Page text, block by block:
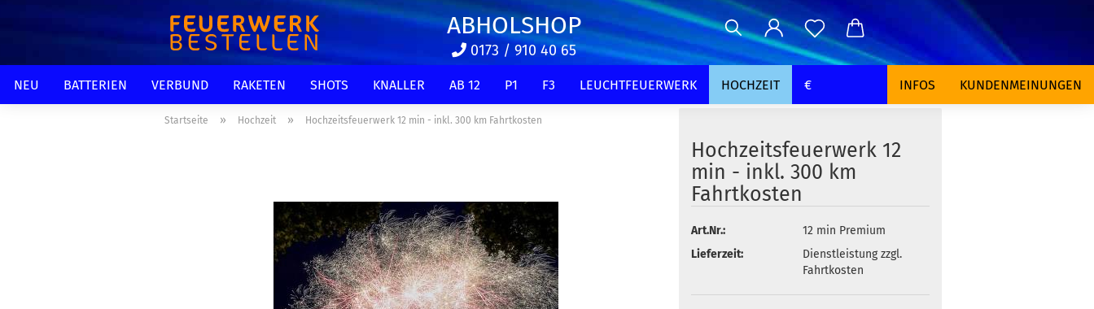
ABHOLSHOP
0173 / 910 40 65
NEU BATTERIEN VERBUND RAKETEN SHOTS KNALLER AB 12 P1 F3 LEUCHTFEUERWERK HOCHZEIT € INFOS KUNDENMEINUNGEN
Startseite » Hochzeit » Hochzeitsfeuerwerk 12 min - inkl. 300 km Fahrtkosten
Hochzeitsfeuerwerk 12
min - inkl. 300 km
Fahrtkosten
Art.Nr.:
12 min Premium
Lieferzeit:
Dienstleistung zzgl.
Fahrtkosten